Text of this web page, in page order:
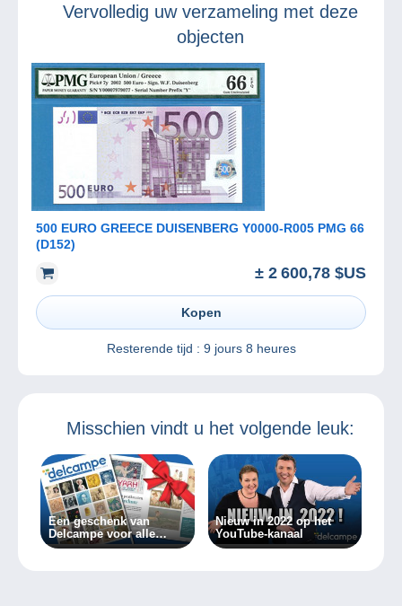
Brabant – Brussel
Vervolledig uw verzameling met deze
objecten
500 EURO GREECE DUISENBERG Y0000-R005 PMG 66
(D152)
± 2 600,78 $US
Kopen
Resterende tijd : 9 jours 8 heures
Misschien vindt u het volgende leuk:
Een geschenk van
Delcampe voor alle
verzamelaars!
Nieuw in 2022 op het
YouTube-kanaal